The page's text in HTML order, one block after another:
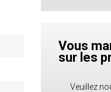
Vous
sur les
Veuillez